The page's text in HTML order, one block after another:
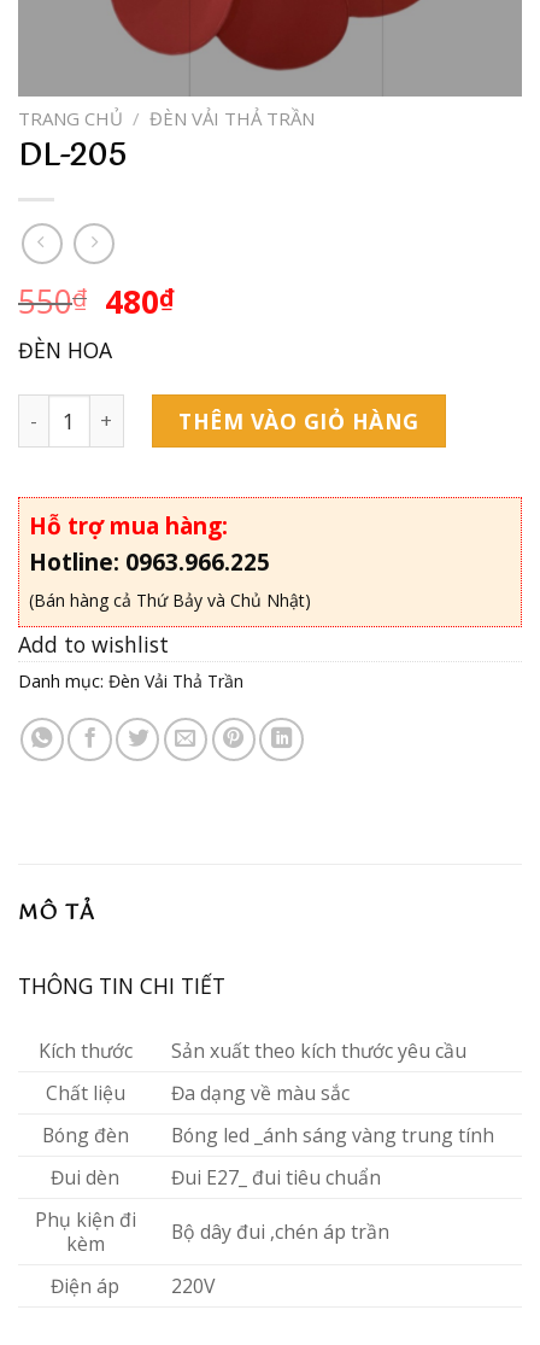
TRANG CHỦ / ĐÈN VẢI THẢ TRẦN
DL-205
550₫ 480₫
ĐÈN HOA
DL-205 số lượng THÊM VÀO GIỎ HÀNG
Hỗ trợ mua hàng:
Hotline: 0963.966.225
(Bán hàng cả Thứ Bảy và Chủ Nhật)
Add to wishlist
Danh mục: Đèn Vải Thả Trần
MÔ TẢ
THÔNG TIN CHI TIẾT
Kích thước
Sản xuất theo kích thước yêu cầu
Chất liệu
Đa dạng về màu sắc
Bóng đèn
Bóng led _ánh sáng vàng trung tính
Đui dèn
Đui E27_ đui tiêu chuẩn
Phụ kiện đi
kèm
Bộ dây đui ,chén áp trần
Điện áp 220V